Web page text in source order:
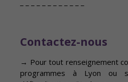
Contactez-nous
→ Pour tout renseignement
programmes à Lyon ou